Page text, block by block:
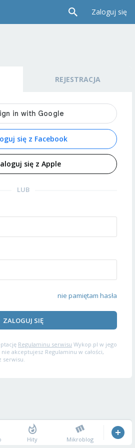
Zaloguj się
REJESTRACJA
się z Facebook
się z Apple
LUB
nie pamiętam hasła
ZALOGUJ SIĘ
Regulaminu serwisu Wykop.pl w jego
akceptujesz Regulaminu w całości,
serwisu.
Hity Mikroblog